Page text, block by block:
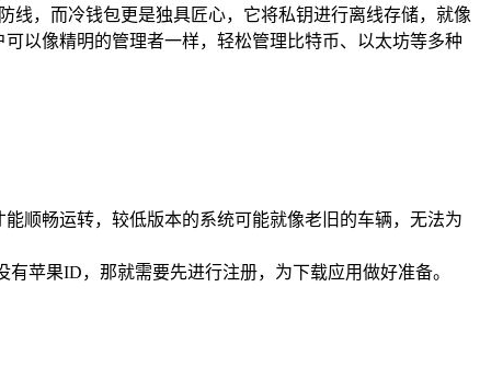
线，而冷钱包更是独具匠心，它将私钥进行离线存储，就像
以像精明的管理者一样，轻松管理比特币、以太坊等多种
顺畅运转，较低版本的系统可能就像老旧的车辆，无法为
苹果ID，那就需要先进行注册，为下载应用做好准备。